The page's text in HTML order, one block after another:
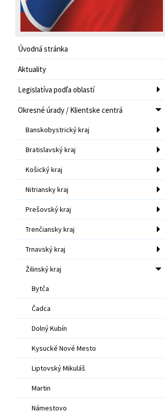
Úvodná stránka
Aktuality
Legislatíva podľa oblastí
Okresné úrady / Klientske centrá
Banskobystrický kraj
Bratislavský kraj
Košický kraj
Nitriansky kraj
Prešovský kraj
Trenčiansky kraj
Trnavský kraj
Žilinský kraj
Bytča
Čadca
Dolný Kubín
Kysucké Nové Mesto
Liptovský Mikuláš
Martin
Námestovo